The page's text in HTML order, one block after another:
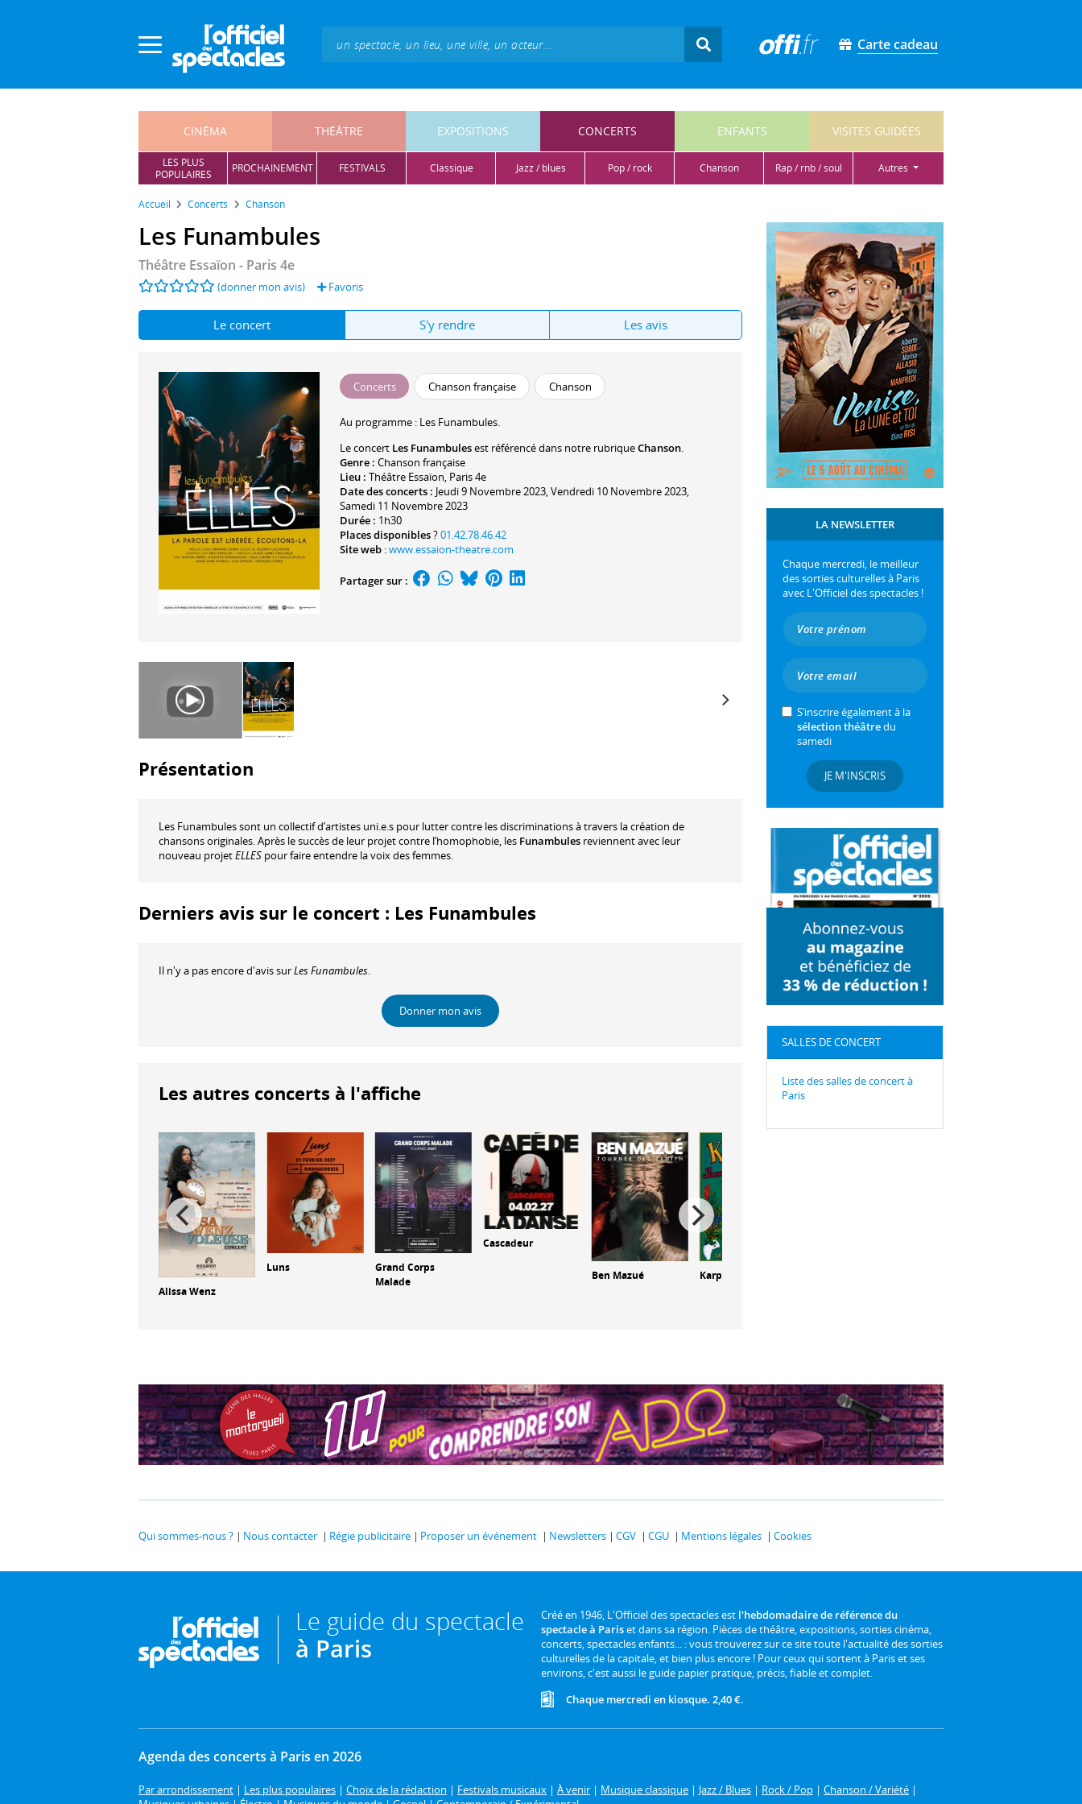
Carte cadeau
CINÉMA THÉÂTRE EXPOSITIONS CONCERTS ENFANTS VISITES GUIDÉES
LES PLUS
POPULAIRES
PROCHAINEMENT FESTIVALS classique jazz / blues pop / rock chanson rap / rnb / soul autres
Accueil Concerts Chanson
Les Funambules
Théâtre Essaïon - Paris 4e
(donner mon avis) Favoris
Le concert S'y rendre Les avis
Concerts Chanson française Chanson
Au programme : Les Funambules.
Le concert Les Funambulesest référencé dans notre rubriqueChanson.
Genre : Chanson française
Lieu : Théâtre Essaïon, Paris 4e
Date des concerts : Jeudi 9 Novembre 2023, Vendredi 10 Novembre 2023,
Samedi 11 Novembre 2023
Durée : 1h30
Places disponibles?01.42.78.46.42
Site web :www.essaion-theatre.com
Partager sur :
Présentation
Les Funambules sont un collectif d’artistes uni.e.s pour lutter contre les discriminations à travers la création de
chansons originales. Après le succès de leur projet contre l’homophobie, les Funambules reviennent avec leur
nouveau projetELLES pour faire entendre la voix des femmes.
Derniers avis sur le concert : Les Funambules
Il n'y a pas encore d'avis surLes Funambules
Donner mon avis
Les autres concerts à l'affiche
Alissa Wenz
Luns
Grand Corps
Malade
Cascadeur
Ben Mazué Karpatt
LA NEWSLETTER
Chaque mercredi, le meilleur
des sorties culturelles à Paris
avec L'Officiel des spectacles !
S’inscrire également à la
sélection théâtredu
samedi
JE M'INSCRIS
SALLES DE CONCERT
Liste des salles de concert à
Paris
Qui sommes-nous ? Nous contacter Régie publicitaire Proposer un événement Newsletters CGV CGU Mentions légales Cookies
Le guide du spectacle
à Paris
Créé en 1946, L'Officiel des spectacles est l'hebdomadaire de référence du
spectacle à Pariset dans sa région. Pièces de théâtre, expositions, sorties cinéma,
concerts, spectacles enfants... : vous trouverez sur ce site toute l'actualité des sorties
culturelles de la capitale, et bien plus encore ! Pour ceux qui sortent à Paris et ses
environs, c'est aussi le guide papier pratique, précis, fiable et complet.
Chaque mercredi en kiosque. 2,40 €.
Agenda des concerts à Paris en 2026
Par arrondissement | Les plus populaires | Choix de la rédaction | Festivals musicaux | À venir | Musique classique | Jazz / Blues | Rock / Pop | Chanson / Variété |